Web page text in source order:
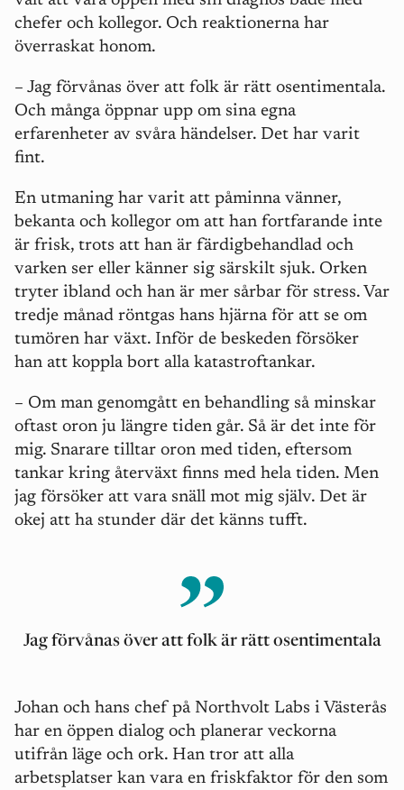
chefer och kollegor. Och reaktionerna har
överraskat honom.
– Jag förvånas över att folk är rätt osentimentala.
Och många öppnar upp om sina egna
erfarenheter av svåra händelser. Det har varit
fint.
En utmaning har varit att påminna vänner,
bekanta och kollegor om att han fortfarande inte
är frisk, trots att han är färdigbehandlad och
varken ser eller känner sig särskilt sjuk. Orken
tryter ibland och han är mer sårbar för stress. Var
tredje månad röntgas hans hjärna för att se om
tumören har växt. Inför de beskeden försöker
han att koppla bort alla katastroftankar.
– Om man genomgått en behandling så minskar
oftast oron ju längre tiden går. Så är det inte för
mig. Snarare tilltar oron med tiden, eftersom
tankar kring återväxt finns med hela tiden. Men
jag försöker att vara snäll mot mig själv. Det är
okej att ha stunder där det känns tufft.
Jag förvånas över att folk är rätt osentimentala
Johan och hans chef på Northvolt Labs i Västerås
har en öppen dialog och planerar veckorna
utifrån läge och ork. Han tror att alla
arbetsplatser kan vara en friskfaktor för den som